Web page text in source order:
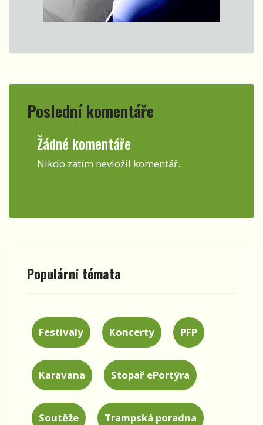
Poslední komentáře
Žádné komentáře
Nikdo zatím nevložil komentář.
Populární témata
Festivaly Koncerty PFP
Karavana Stopař ePortýra
Soutěže Trampská poradna